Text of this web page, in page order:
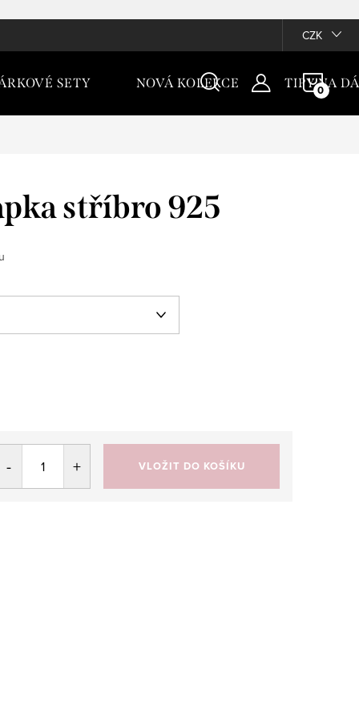
CZK
SETY NOVÁ KOLEKCE TIPY NA
stříbro 925
VLOŽIT DO KOŠÍKU